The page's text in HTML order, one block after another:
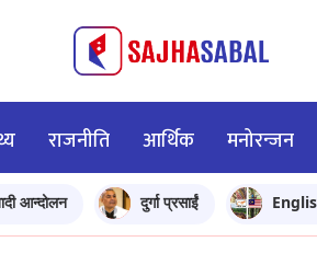
राजनीति आर्थिक मनोरन्जन
आन्दोलन दुर्गा प्रसाईं